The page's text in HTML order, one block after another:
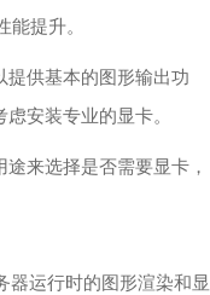
提升。
提供基本的图形输出功
安装专业的显卡。
来选择是否需要显卡，
器运行时的图形渲染和显